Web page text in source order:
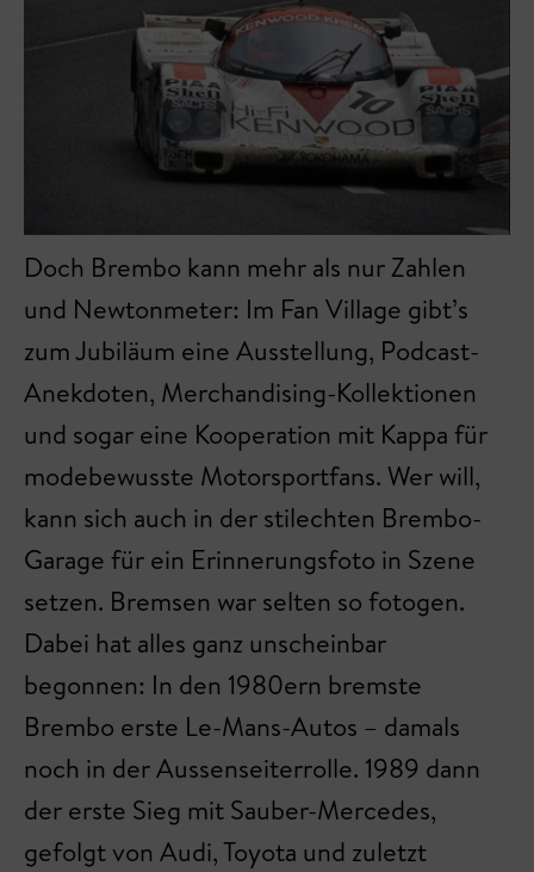
Doch Brembo kann mehr als nur Zahlen
und Newtonmeter: Im Fan Village gibt’s
zum Jubiläum eine Ausstellung, Podcast-
Anekdoten, Merchandising-Kollektionen
und sogar eine Kooperation mit Kappa für
modebewusste Motorsportfans. Wer will,
kann sich auch in der stilechten Brembo-
Garage für ein Erinnerungsfoto in Szene
setzen. Bremsen war selten so fotogen.
Dabei hat alles ganz unscheinbar
begonnen: In den 1980ern bremste
Brembo erste Le-Mans-Autos – damals
noch in der Aussenseiterrolle. 1989 dann
der erste Sieg mit Sauber-Mercedes,
gefolgt von Audi, Toyota und zuletzt